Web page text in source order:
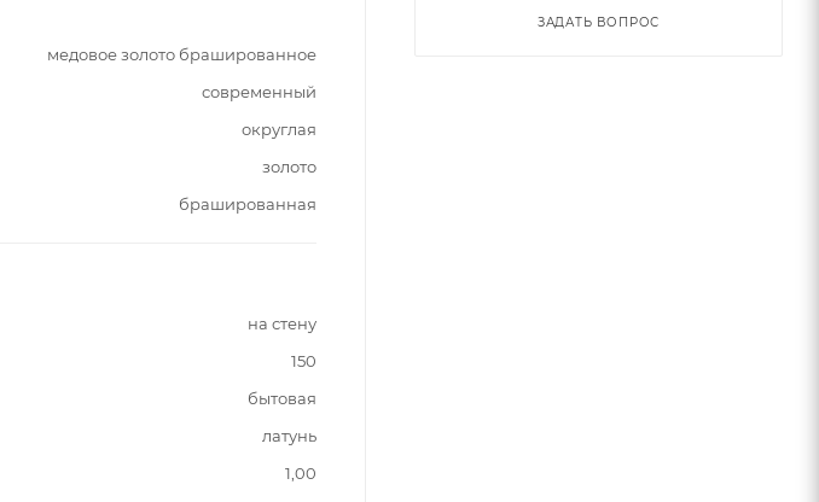
медовое золото брашированное
современный
округлая
золото
брашированная
на стену
150
бытовая
латунь
1,00
ЗАДАТЬ ВОПРОС